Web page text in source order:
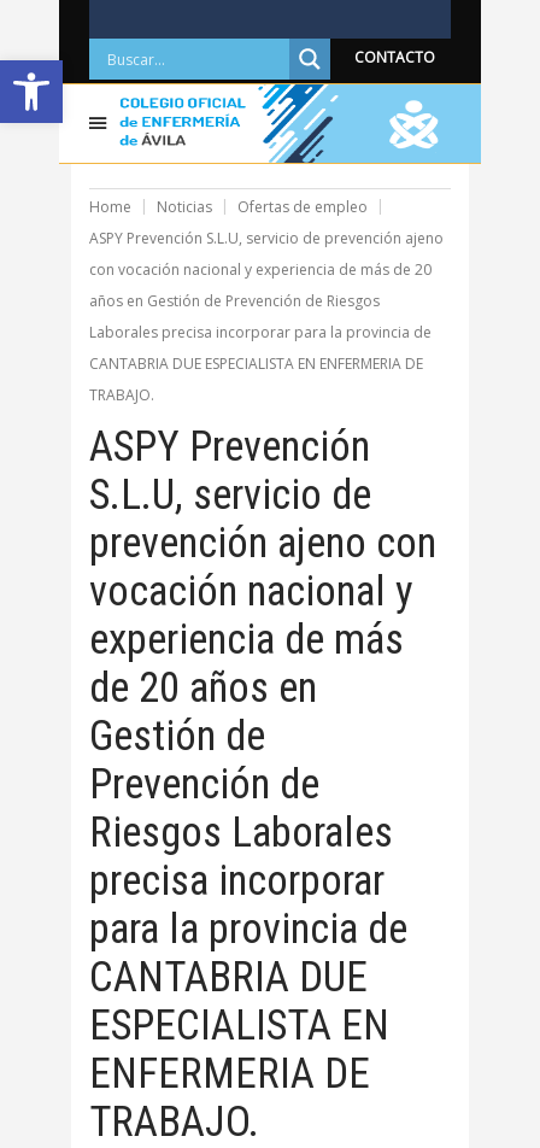
Abrir barra de herramientas CONTACTO
Home Noticias
Ofertas de empleo
ASPY Prevención S.L.U, servicio de prevención ajeno
con vocación nacional y experiencia de más de 20
años en Gestión de Prevención de Riesgos
Laborales precisa incorporar para la provincia de
CANTABRIA DUE ESPECIALISTA EN ENFERMERIA DE
TRABAJO.
ASPY Prevención
S.L.U, servicio de
prevención ajeno con
vocación nacional y
experiencia de más
de 20 años en
Gestión de
Prevención de
Riesgos Laborales
precisa incorporar
para la provincia de
CANTABRIA DUE
ESPECIALISTA EN
ENFERMERIA DE
TRABAJO.